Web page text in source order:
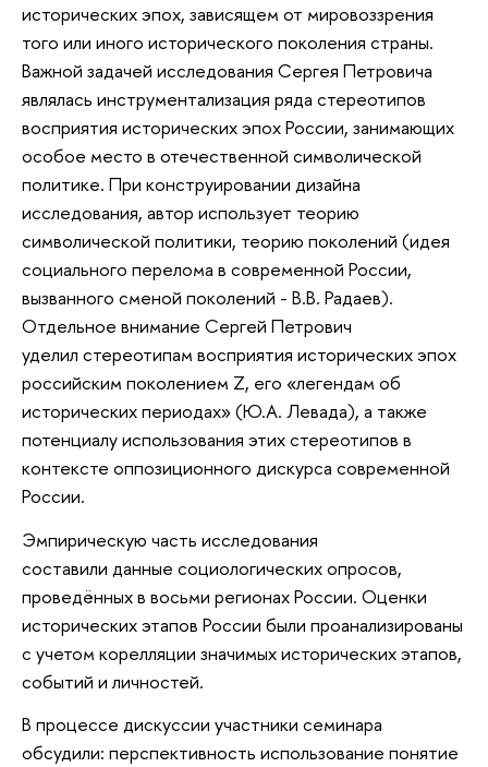
исторических эпох, зависящем от мировоззрения
того или иного исторического поколения страны.
Важной задачей исследования Сергея Петровича
являлась инструментализация ряда стереотипов
восприятия исторических эпох России, занимающих
особое место в отечественной символической
политике. При конструировании дизайна
исследования, автор использует теорию
символической политики, теорию поколений (идея
социального перелома в современной России,
вызванного сменой поколений - В.В. Радаев).
Отдельное внимание Сергей Петрович
уделил стереотипам восприятия исторических эпох
российским поколением Z, его «легендам об
исторических периодах» (Ю.А. Левада), а также
потенциалу использования этих стереотипов в
контексте оппозиционного дискурса современной
России.
Эмпирическую часть исследования
составили данные социологических опросов,
проведённых в восьми регионах России. Оценки
исторических этапов России были проанализированы
с учетом корелляции значимых исторических этапов,
событий и личностей.
В процессе дискуссии участники семинара
обсудили: перспективность использование понятие